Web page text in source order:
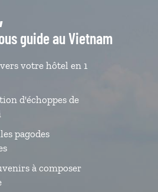
guide au Vietnam
votre hôtel en 1
d'échoppes de
pagodes
à composer